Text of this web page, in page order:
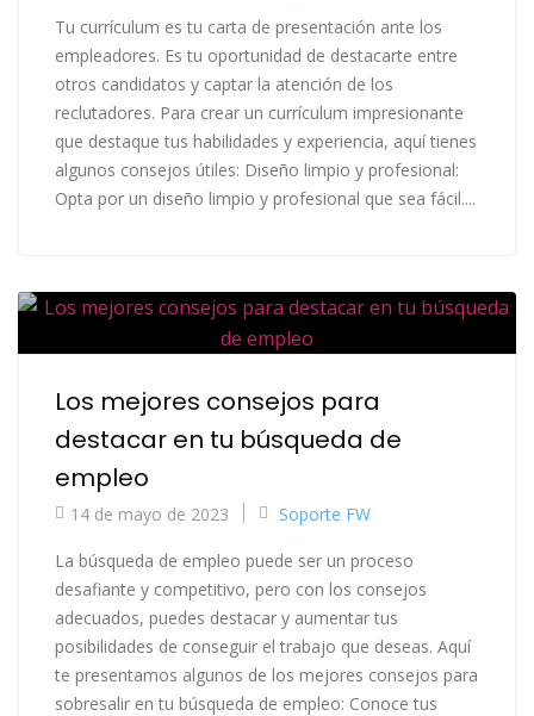
Tu currículum es tu carta de presentación ante los
empleadores. Es tu oportunidad de destacarte entre
otros candidatos y captar la atención de los
reclutadores. Para crear un currículum impresionante
que destaque tus habilidades y experiencia, aquí tienes
algunos consejos útiles: Diseño limpio y profesional:
Opta por un diseño limpio y profesional que sea fácil....
Los mejores consejos para
destacar en tu búsqueda de
empleo
14 de mayo de 2023 Soporte FW
La búsqueda de empleo puede ser un proceso
desafiante y competitivo, pero con los consejos
adecuados, puedes destacar y aumentar tus
posibilidades de conseguir el trabajo que deseas. Aquí
te presentamos algunos de los mejores consejos para
sobresalir en tu búsqueda de empleo: Conoce tus